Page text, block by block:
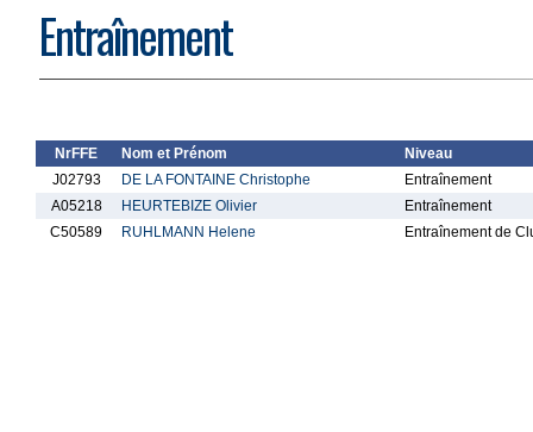
Entraînement
NrFFE Nom et Prénom
Niveau
J02793
DE LA FONTAINE Christophe
Entraînement
A05218
HEURTEBIZE Olivier
Entraînement
C50589
RUHLMANN Helene Entraînement de